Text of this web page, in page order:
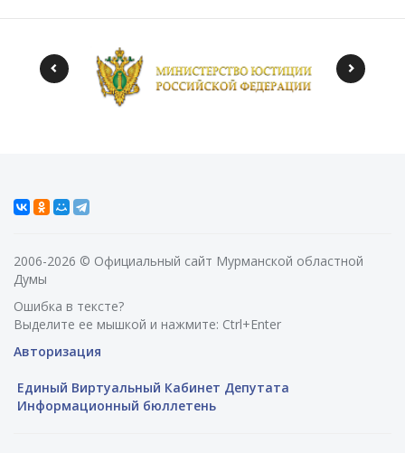
2006-2026 © Официальный сайт Мурманской областной
Думы
Ошибка в тексте?
Выделите ее мышкой и нажмите: Ctrl+Enter
Авторизация
Единый Виртуальный Кабинет Депутата
Информационный бюллетень